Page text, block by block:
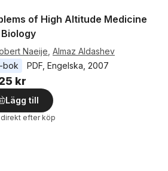
of High Altitude Medicine
Naeije Almaz Aldashev
bok
PDF Engelska 2007
kr
Lägg till
direkt efter köp